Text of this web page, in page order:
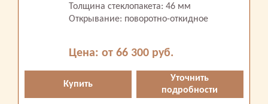
Толщина стеклопакета: 46 мм
Открывание: поворотно-откидное
Цена: от 66 300 руб.
Купить
Уточнить
подробности